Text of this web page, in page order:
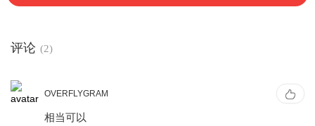
评论 (2)
OVERFLYGRAM
相当可以